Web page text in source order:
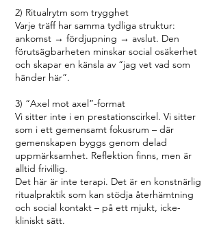
2) Ritualrytm som trygghet
Varje träff har samma tydliga struktur:
ankomst → fördjupning → avslut. Den
förutsägbarheten minskar social osäkerhet
och skapar en känsla av “jag vet vad som
händer här”.
3) “Axel mot axel”-format
Vi sitter inte i en prestationscirkel. Vi sitter
som i ett gemensamt fokusrum – där
gemenskapen byggs genom delad
uppmärksamhet. Reflektion finns, men är
alltid frivillig.
Det här är inte terapi. Det är en konstnärlig
ritualpraktik som kan stödja återhämtning
och social kontakt – på ett mjukt, icke-
kliniskt sätt.